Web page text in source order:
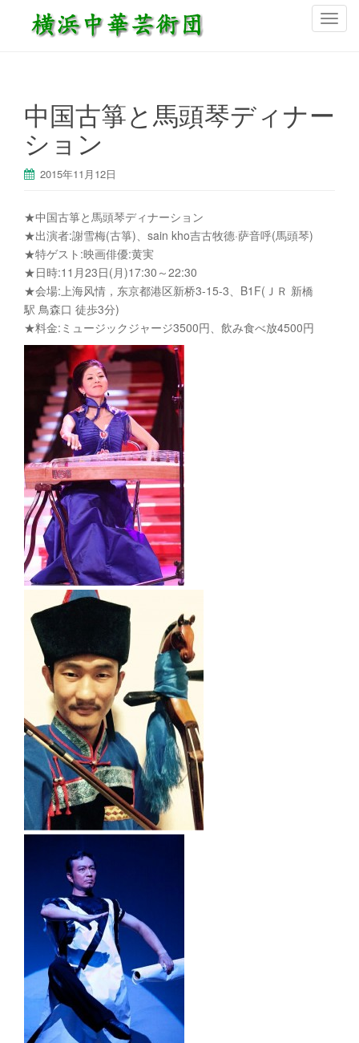
ナ
ョ
中国古箏と馬頭琴ディナー
ション
2015年11月12日
★中国古箏と馬頭琴ディナーション
★出演者:謝雪梅(古箏)、sain kho吉古牧德·萨音呼(馬頭琴)
★特ゲスト:映画俳優:黄実
★日時:11月23日(月)17:30～22:30
★会場:上海风情，东京都港区新桥3-15-3、B1F(ＪＲ 新橋
駅 鳥森口 徒歩3分)
★料金:ミュージックジャージ3500円、飲み食べ放4500円